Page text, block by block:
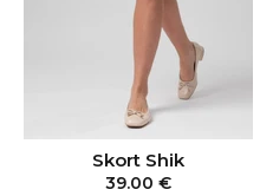
Skort Shik
39.00 €